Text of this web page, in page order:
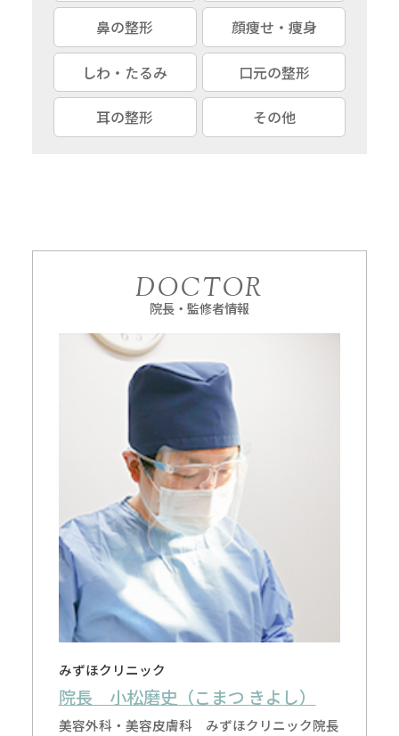
鼻の整形 顔痩せ・痩身
しわ・たるみ 口元の整形
耳の整形 その他
DOCTOR
院長・監修者情報
みずほクリニック
院長 小松磨史（こまつ きよし）
美容外科・美容皮膚科 みずほクリニック院長